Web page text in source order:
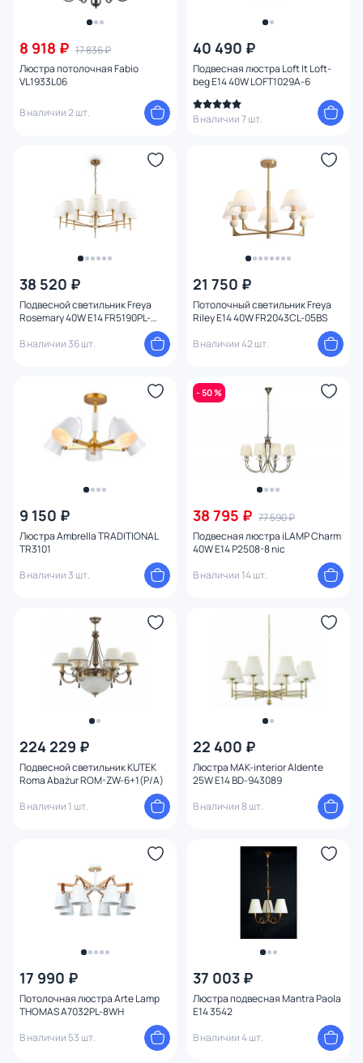
8 918 ₽ 17 836 ₽
Люстра потолочная Fabio
VL1933L06
В наличии 2 шт.
40 490 ₽
Подвесная люстра Loft It Loft-
beg E14 40W LOFT1029A-6
В наличии 7 шт.
38 520 ₽
Подвесной светильник Freya
Rosemary 40W E14 FR5190PL-
В наличии 36 шт.
21 750 ₽
Потолочный светильник Freya
Riley E14 40W FR2043CL-05BS
В наличии 42 шт.
9 150 ₽
Люстра Ambrella TRADITIONAL
TR3101
В наличии 3 шт.
- 50 %
38 795 ₽ 77 590 ₽
Подвесная люстра iLAMP Charm
40W E14 P2508-8 nic
В наличии 14 шт.
224 229 ₽
Подвесной светильник KUTEK
Roma Abażur ROM-ZW-6+1(P/A)
В наличии 1 шт.
22 400 ₽
Люстра MAK-interior Aldente
25W E14 BD-943089
В наличии 8 шт.
17 990 ₽
Потолочная люстра Arte Lamp
THOMAS A7032PL-8WH
В наличии 53 шт.
37 003 ₽
Люстра подвесная Mantra Paola
E14 3542
В наличии 4 шт.